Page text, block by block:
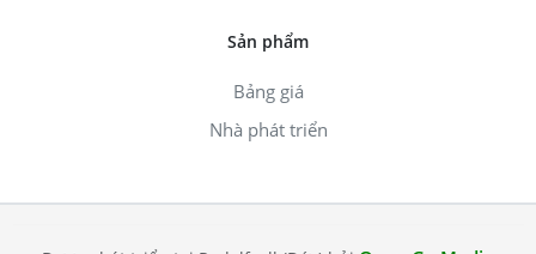
Sản phẩm
Bảng giá
Nhà phát triển